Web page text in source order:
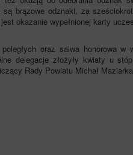
brązowe odznaki, za
okazanie wypełnionej karty
oraz salwa honorowa
delegacje złożyły kwiaty u
Rady Powiatu Michał